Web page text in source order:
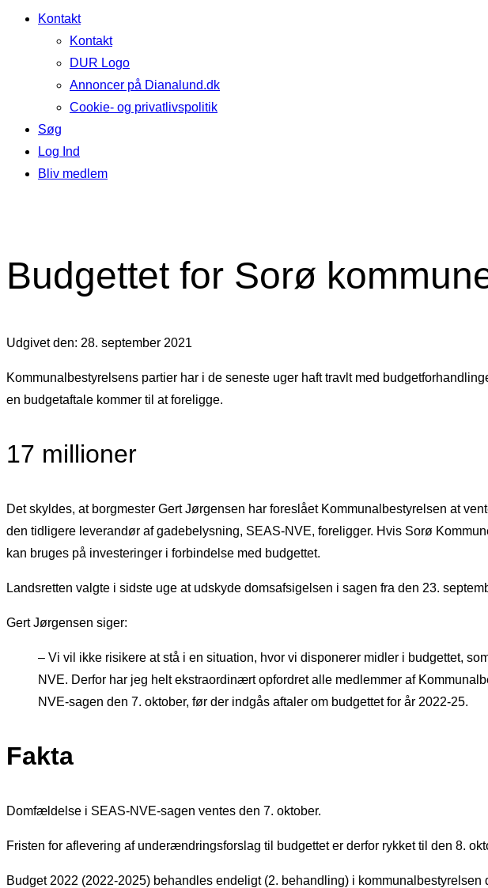
Kontakt
Kontakt
DUR Logo
Annoncer på Dianalund.dk
Cookie- og privatlivspolitik
Søg
Log Ind
Bliv medlem
Budgettet for Sorø
Udgivet den: 28. september 2021
Kommunalbestyrelsens partier har i de seneste uger haft travlt med
en budgetaftale kommer til at foreligge.
17 millioner
Det skyldes, at borgmester Gert Jørgensen har foreslået Kommunalbestyrelsen at
den tidligere leverandør af gadebelysning, SEAS-NVE, foreligger. Hvis Sorø
kan bruges på investeringer i forbindelse med budgettet.
Landsretten valgte i sidste uge at udskyde domsafsigelsen i sagen fra den 23.
Gert Jørgensen siger:
– Vi vil ikke risikere at stå i en situation, hvor vi disponerer midler i budgettet,
NVE. Derfor har jeg helt ekstraordinært opfordret alle medlemmer af
NVE-sagen den 7. oktober, før der indgås aftaler om budgettet for år 2022-25.
Fakta
Domfældelse i SEAS-NVE-sagen ventes den 7. oktober.
Fristen for aflevering af underændringsforslag til budgettet er derfor rykket til den 8.
Budget 2022 (2022-2025) behandles endeligt (2. behandling) i kommunalbestyrelsen